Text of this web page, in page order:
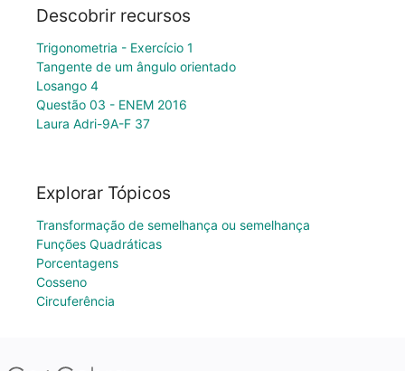
Descobrir recursos
Trigonometria - Exercício 1
Tangente de um ângulo orientado
Losango 4
Questão 03 - ENEM 2016
Laura Adri-9A-F 37
Explorar Tópicos
Transformação de semelhança ou semelhança
Funções Quadráticas
Porcentagens
Cosseno
Circuferência